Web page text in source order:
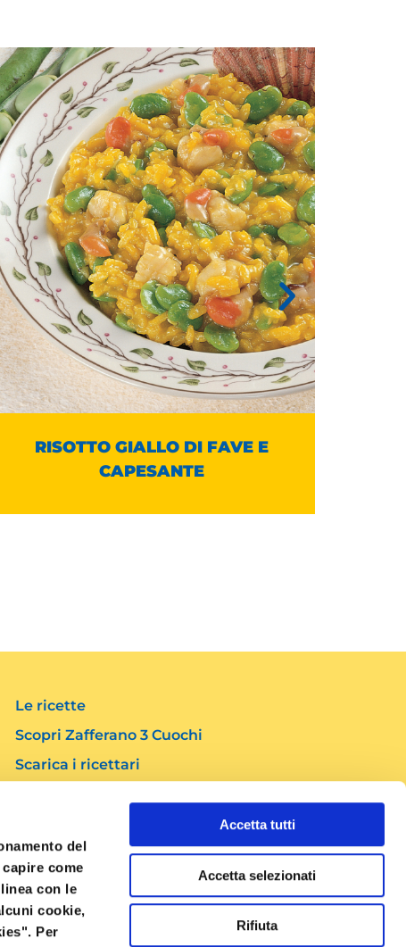
del
come
con le
cookie,
Per
Accetta tutti
Accetta selezionati
Rifiuta
RISOTTO GIALLO DI FAVE E
CAPESANTE
Le ricette
Scopri Zafferano 3 Cuochi
Scarica i ricettari
Social
F
a
c
e
Y
u